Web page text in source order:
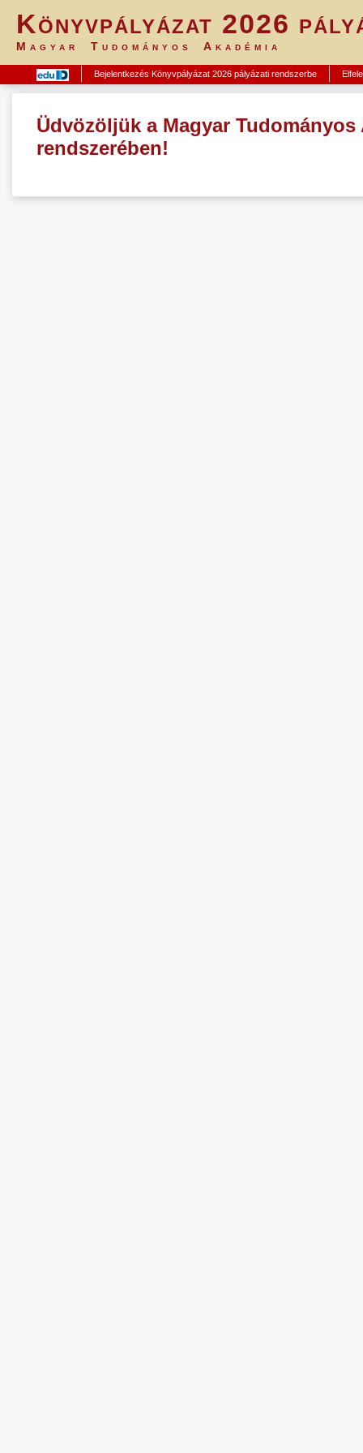
Könyvpályázat 2026
Magyar Tudományos Akadémia
Bejelentkezés Könyvpályázat 2026 pályázati rendszerbe
Üdvözöljük a Magyar
rendszerében!